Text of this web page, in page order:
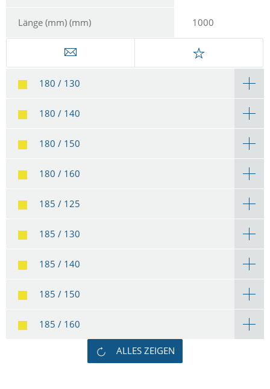
Länge (mm) (mm) 1000
180 / 130
180 / 140
180 / 150
180 / 160
185 / 125
185 / 130
185 / 140
185 / 150
185 / 160
ALLES ZEIGEN